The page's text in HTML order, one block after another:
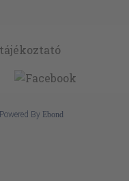
Powered By Ebond